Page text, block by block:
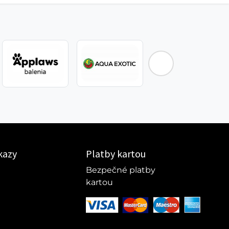
Platby kartou
Bezpečné platby
kartou